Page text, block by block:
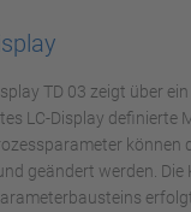
TD 03 zeigt über ein
LC-Display definierte
können
geändert werden.